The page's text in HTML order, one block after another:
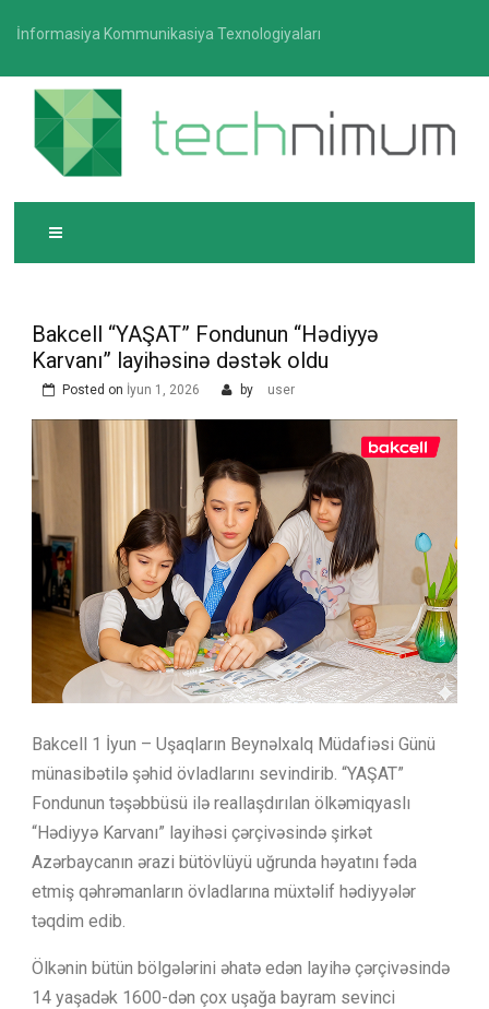
İnformasiya Kommunikasiya Texnologiyaları
TECHNIMUM
İnformasiya-kommunikasiya texnologiyaları üzrə
media platforması
Bakcell “YAŞAT” Fondunun “Hədiyyə
Karvanı” layihəsinə dəstək oldu
Posted on İyun 1, 2026 by user
Bakcell 1 İyun – Uşaqların Beynəlxalq Müdafiəsi Günü
münasibətilə şəhid övladlarını sevindirib. “YAŞAT”
Fondunun təşəbbüsü ilə reallaşdırılan ölkəmiqyaslı
“Hədiyyə Karvanı” layihəsi çərçivəsində şirkət
Azərbaycanın ərazi bütövlüyü uğrunda həyatını fəda
etmiş qəhrəmanların övladlarına müxtəlif hədiyyələr
təqdim edib.
Ölkənin bütün bölgələrini əhatə edən layihə çərçivəsində
14 yaşadək 1600-dən çox uşağa bayram sevinci